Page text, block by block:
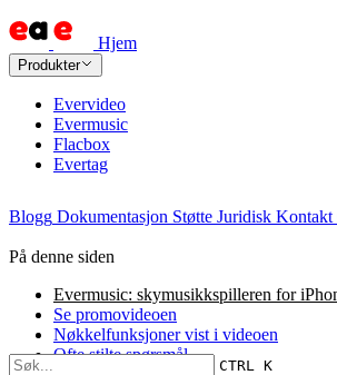
Hjem
Produkter
Evervideo
Evermusic
Flacbox
Evertag
Blogg Dokumentasjon Støtte Juridisk Kontakt
CTRL K
På denne siden
Evermusic: skymusikkspilleren for
Se promovideoen
Nøkkelfunksjoner vist i videoen
Ofte stilte spørsmål